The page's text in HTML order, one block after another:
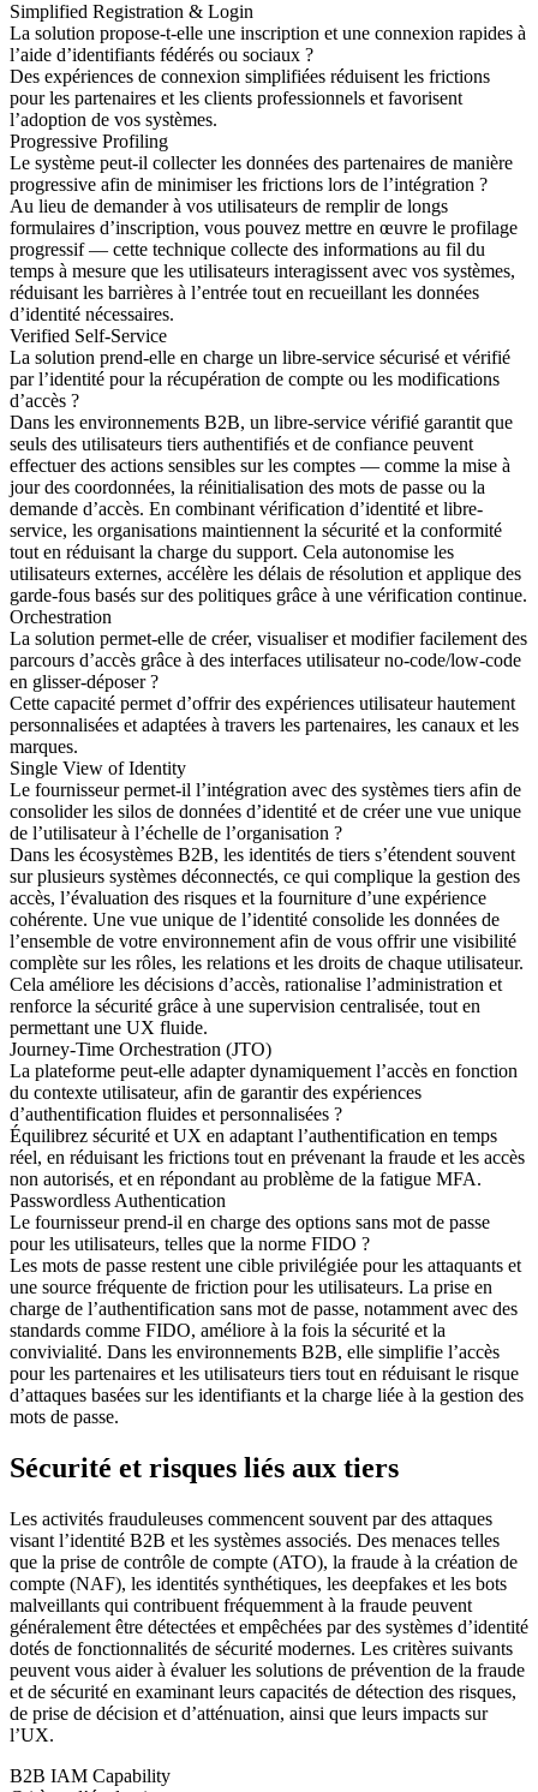
Simplified Registration & Login
La solution propose-t-elle une inscription et une connexion rapides à
l’aide d’identifiants fédérés ou sociaux ?
Des expériences de connexion simplifiées réduisent les frictions
pour les partenaires et les clients professionnels et favorisent
l’adoption de vos systèmes.
Progressive Profiling
Le système peut-il collecter les données des partenaires de manière
progressive afin de minimiser les frictions lors de l’intégration ?
Au lieu de demander à vos utilisateurs de remplir de longs
formulaires d’inscription, vous pouvez mettre en œuvre le profilage
progressif — cette technique collecte des informations au fil du
temps à mesure que les utilisateurs interagissent avec vos systèmes,
réduisant les barrières à l’entrée tout en recueillant les données
d’identité nécessaires.
Verified Self-Service
La solution prend-elle en charge un libre-service sécurisé et vérifié
par l’identité pour la récupération de compte ou les modifications
d’accès ?
Dans les environnements B2B, un libre-service vérifié garantit que
seuls des utilisateurs tiers authentifiés et de confiance peuvent
effectuer des actions sensibles sur les comptes — comme la mise à
jour des coordonnées, la réinitialisation des mots de passe ou la
demande d’accès. En combinant vérification d’identité et libre-
service, les organisations maintiennent la sécurité et la conformité
tout en réduisant la charge du support. Cela autonomise les
utilisateurs externes, accélère les délais de résolution et applique des
garde-fous basés sur des politiques grâce à une vérification continue.
Orchestration
La solution permet-elle de créer, visualiser et modifier facilement des
parcours d’accès grâce à des interfaces utilisateur no-code/low-code
en glisser-déposer ?
Cette capacité permet d’offrir des expériences utilisateur hautement
personnalisées et adaptées à travers les partenaires, les canaux et les
marques.
Single View of Identity
Le fournisseur permet-il l’intégration avec des systèmes tiers afin de
consolider les silos de données d’identité et de créer une vue unique
de l’utilisateur à l’échelle de l’organisation ?
Dans les écosystèmes B2B, les identités de tiers s’étendent souvent
sur plusieurs systèmes déconnectés, ce qui complique la gestion des
accès, l’évaluation des risques et la fourniture d’une expérience
cohérente. Une vue unique de l’identité consolide les données de
l’ensemble de votre environnement afin de vous offrir une visibilité
complète sur les rôles, les relations et les droits de chaque utilisateur.
Cela améliore les décisions d’accès, rationalise l’administration et
renforce la sécurité grâce à une supervision centralisée, tout en
permettant une UX fluide.
Journey-Time Orchestration (JTO)
La plateforme peut-elle adapter dynamiquement l’accès en fonction
du contexte utilisateur, afin de garantir des expériences
d’authentification fluides et personnalisées ?
Équilibrez sécurité et UX en adaptant l’authentification en temps
réel, en réduisant les frictions tout en prévenant la fraude et les accès
non autorisés, et en répondant au problème de la fatigue MFA.
Passwordless Authentication
Le fournisseur prend-il en charge des options sans mot de passe
pour les utilisateurs, telles que la norme FIDO ?
Les mots de passe restent une cible privilégiée pour les attaquants et
une source fréquente de friction pour les utilisateurs. La prise en
charge de l’authentification sans mot de passe, notamment avec des
standards comme FIDO, améliore à la fois la sécurité et la
convivialité. Dans les environnements B2B, elle simplifie l’accès
pour les partenaires et les utilisateurs tiers tout en réduisant le risque
d’attaques basées sur les identifiants et la charge liée à la gestion des
mots de passe.
Sécurité et risques liés aux tiers
Les activités frauduleuses commencent souvent par des attaques
visant l’identité B2B et les systèmes associés. Des menaces telles
que la prise de contrôle de compte (ATO), la fraude à la création de
compte (NAF), les identités synthétiques, les deepfakes et les bots
malveillants qui contribuent fréquemment à la fraude peuvent
généralement être détectées et empêchées par des systèmes d’identité
dotés de fonctionnalités de sécurité modernes. Les critères suivants
peuvent vous aider à évaluer les solutions de prévention de la fraude
et de sécurité en examinant leurs capacités de détection des risques,
de prise de décision et d’atténuation, ainsi que leurs impacts sur
l’UX.
B2B IAM Capability